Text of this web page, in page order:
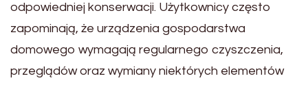
odpowiedniej konserwacji. Użytkownicy często
zapominają, że urządzenia gospodarstwa
domowego wymagają regularnego czyszczenia,
przeglądów oraz wymiany niektórych elementów